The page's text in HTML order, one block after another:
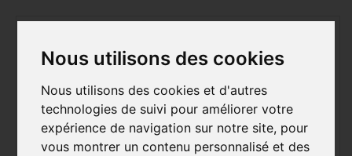
Nous utilisons des cookies
Nous utilisons des cookies et d'autres
technologies de suivi pour améliorer votre
expérience de navigation sur notre site, pour
vous montrer un contenu personnalisé et des